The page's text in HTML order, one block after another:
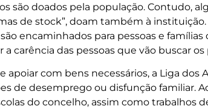
são doados pela população. Contudo,
de stock”, doam também à
encaminhados para pessoas e
a carência das pessoas que vão buscar
apoiar com bens necessários, a Liga
de desemprego ou disfunção familiar.
do concelho, assim como trabalhos